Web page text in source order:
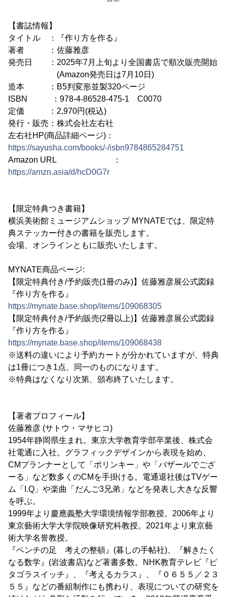
【書誌情報】
タイトル ：『作り方を作る』
著者 ：佐藤雅彦
発売日 ：2025年7月上旬より全国書店で順次販売開始
(Amazon発売日は7月10日)
造本 ：B5判変形並製320ページ
ISBN ：978-4-86528-475-1 C0070
定価 ：2,970円(税込)
発行・販売：株式会社左右社
左右社HP(商品詳細ページ)：
https://sayusha.com/books/-/isbn9784865284751
Amazon URL ：
https://amzn.asia/d/hcD0G7r
【限定特典つき書籍】
横浜美術館ミュージアムショップ MYNATEでは、限定特
典ステッカー付きの書籍を販売します。
会場、オンラインともに販売いたします。
MYNATE商品ページ:
【限定特典付き/予約販売(1冊のみ)】佐藤雅彦展公式図録
『作り方を作る』
https://mynate.base.shop/items/109068305
【限定特典付き/予約販売(2冊以上)】佐藤雅彦展公式図録
『作り方を作る』
https://mynate.base.shop/items/109068438
※送料の違いにより予約カートが分かれていますが、特典
は1冊につき1点、同一のものになります。
※特典はなくなり次第、頒布終了いたします。
【著者プロフィール】
佐藤雅彦 (サトウ・マサヒコ)
1954年静岡県生まれ。東京大学教育学部卒業後、株式会
社電通に入社。グラフィックデザインから表現を始め、
CMプランナーとして「ポリンキー」や「バザールでござ
ーる」など数多くのCMを手掛ける。電通退社後はTVゲー
ム「I.Q」や楽曲「だんご3兄弟」などを発表し大きな反響
を呼ぶ。
1999年より慶應義塾大学環境情報学部教授。2006年より
東京藝術大学大学院映像研究科教授。2021年より東京藝
術大学名誉教授。
『ベンチの足 考えの整頓』(暮しの手帖社)、『解きたく
なる数学』(岩波書店)など著書多数。NHK教育テレビ『ピ
タゴラスイッチ』、『考えるカラス』、『０６５５／２３
５５』などの番組制作にも携わり、表現についての研究を